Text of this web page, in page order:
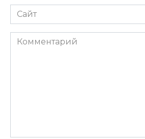
Сайт
Комментарий